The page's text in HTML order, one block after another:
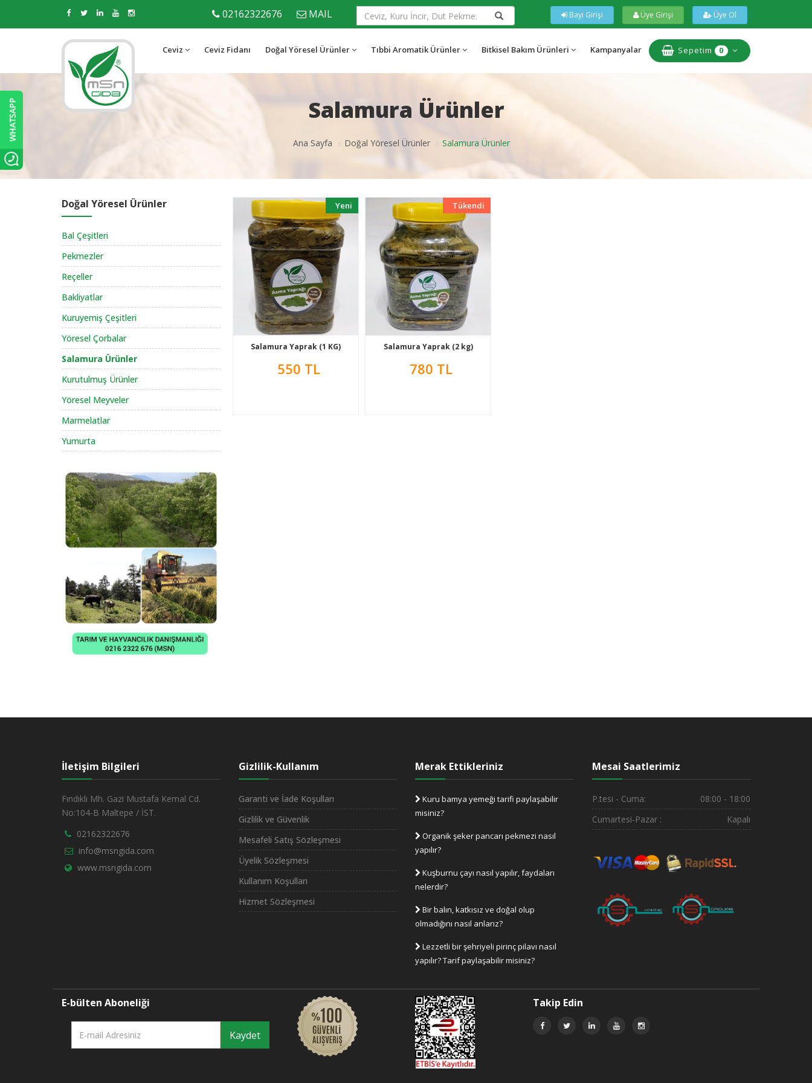
02162322676 MAIL Bayi Girişi Üye Girişi Üye Ol
Ceviz Ceviz Fidanı Doğal Yöresel Ürünler Tıbbi Aromatik Ürünler Bitkisel Bakım Ürünleri Kampanyalar Sepetim 0
Salamura Ürünler
Ana Sayfa Doğal Yöresel Ürünler Salamura Ürünler
Doğal Yöresel Ürünler
Bal Çeşitleri
Pekmezler
Reçeller
Bakliyatlar
Kuruyemiş Çeşitleri
Yöresel Çorbalar
Salamura Ürünler
Kurutulmuş Ürünler
Yöresel Meyveler
Marmelatlar
Yumurta
Yeni
Salamura Yaprak (1 KG)
550 TL
Yeni
Tükendi
Salamura Yaprak (2 kg)
780 TL
İletişim Bilgileri
Fındıklı Mh. Gazi Mustafa Kemal Cd.
No:104-B Maltepe / İST.
02162322676
info@msngida.com
www.msngida.com
Gizlilik-Kullanım
Garanti ve İade Koşulları
Gizlilik ve Güvenlik
Mesafeli Satış Sözleşmesi
Üyelik Sözleşmesi
Kullanım Koşulları
Hizmet Sözleşmesi
Merak Ettikleriniz
Kuru bamya yemeği tarifi paylaşabilir
misiniz?
Organik şeker pancarı pekmezi nasıl
yapılır?
Kuşburnu çayı nasıl yapılır, faydaları
nelerdir?
Bir balın, katkısız ve doğal olup
olmadığını nasıl anlarız?
Lezzetli bir şehriyeli pirinç pilavı nasıl
yapılır? Tarif paylaşabilir misiniz?
Mesai Saatlerimiz
P.tesi - Cuma:
08:00 - 18:00
Cumartesi-Pazar :
Kapalı
E-bülten Aboneliği
Kaydet
Takip Edin